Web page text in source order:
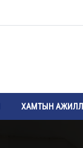
ХАМТЫН